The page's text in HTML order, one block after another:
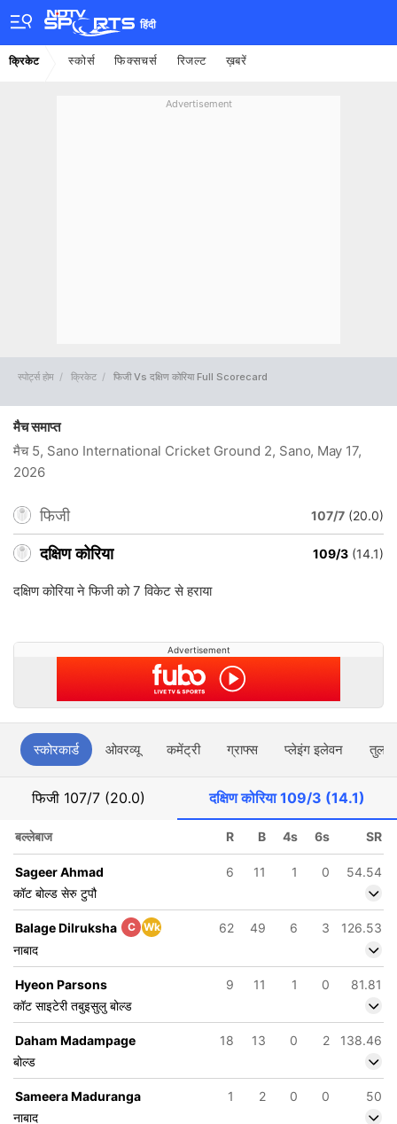
हिंदी
क्रिकेट स्कोर्स फिक्सचर्स रिजल्ट ख़बरें
Advertisement
स्पोर्ट्स होम क्रिकेट फिजी Vs दक्षिण कोरिया Full Scorecard
मैच समाप्त
मैच 5, Sano International Cricket Ground 2, Sano, May 17,
2026
फिजी 107/7 (20.0)
दक्षिण कोरिया 109/3 (14.1)
दक्षिण कोरिया ने फिजी को 7 विकेट से हराया
Advertisement
स्कोरकार्ड ओवरव्यू कमेंट्री ग्राफ्स प्लेइंग इलेवन तुलना
फिजी 107/7 (20.0) दक्षिण कोरिया109/3 (14.1)
बल्लेबाज R B 4s 6s SR
Sageer Ahmad 6 11 1 0
54.54
कॉट बोल्ड सेरु टुपौ
Balage Dilruksha C Wk 62 49 6 3
126.53
नाबाद
Hyeon Parsons 9 11 1 0
81.81
कॉट साइटेरी तबुइसुलु बोल्ड
Daham Madampage 18 13 0 2
138.46
बोल्ड
Sameera Maduranga 1 2 0 0
50
नाबाद